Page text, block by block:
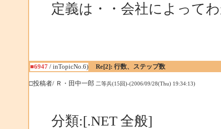
定義は・・会社によって
■6947/ inTopicNo.6) Re[2]: 行数、ステップ数
□投稿者/ Ｒ・田中一郎 二等兵(15回)-(2006/09/28(Thu) 19:34:13)
分類:[.NET 全般]